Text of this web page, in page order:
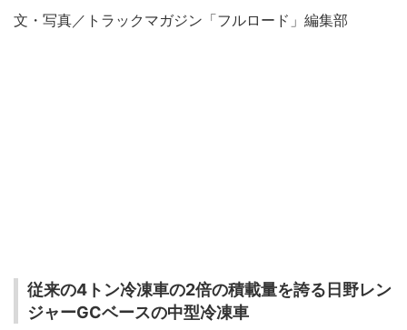
文・写真／トラックマガジン「フルロード」編集部
従来の4トン冷凍車の2倍の積載量を誇る日野レン
ジャーGCベースの中型冷凍車